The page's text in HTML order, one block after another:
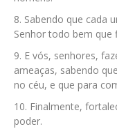
Sabendo que cada
Senhor todo bem que
E vós, senhores,
ameaças, sabendo
no céu, e que para
Finalmente,
poder.